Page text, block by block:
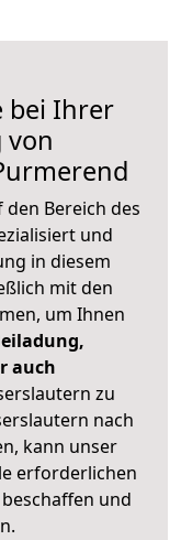
bei Ihrer
von
Bereich des
und
in diesem
mit den
um Ihnen
auch
zu
nach
kann unser
erforderlichen
und